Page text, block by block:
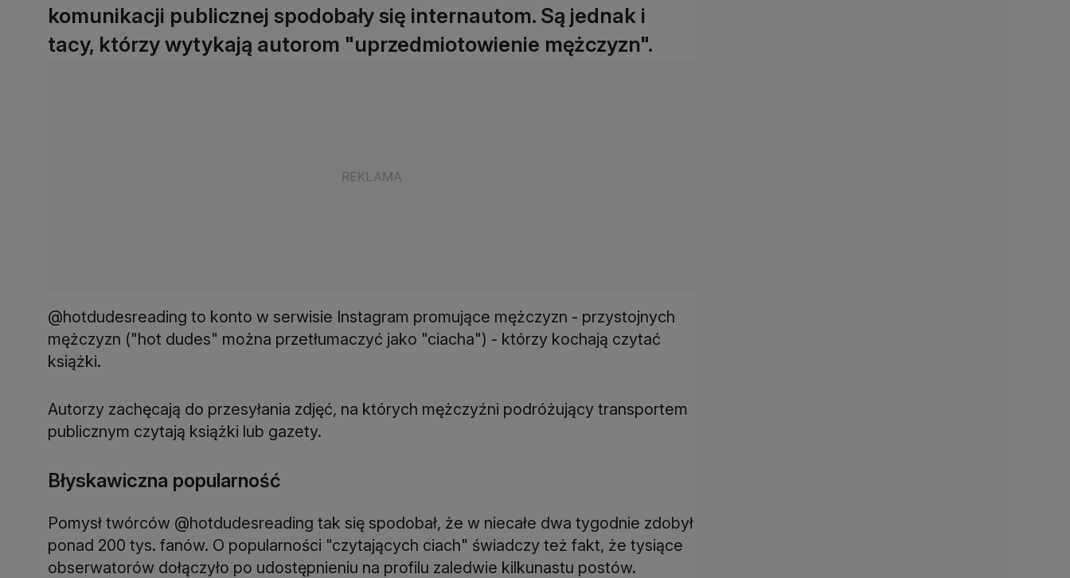
komunikacji publicznej spodobały się internautom. Są jednak i
tacy, którzy wytykają autorom "uprzedmiotowienie mężczyzn".
@hotdudesreading to konto w serwisie Instagram promujące mężczyzn - przystojnych
mężczyzn ("hot dudes" można przetłumaczyć jako "ciacha") - którzy kochają czytać
książki.
Autorzy zachęcają do przesyłania zdjęć, na których mężczyźni podróżujący transportem
publicznym czytają książki lub gazety.
Błyskawiczna popularność
Pomysł twórców @hotdudesreading tak się spodobał, że w niecałe dwa tygodnie zdobył
ponad 200 tys. fanów. O popularności "czytających ciach" świadczy też fakt, że tysiące
obserwatorów dołączyło po udostępnieniu na profilu zaledwie kilkunastu postów.